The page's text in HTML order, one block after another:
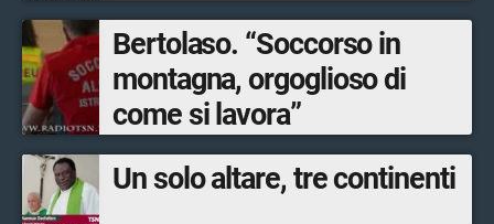
Bertolaso. “Soccorso in
montagna, orgoglioso di
come si lavora”
Un solo altare, tre continenti